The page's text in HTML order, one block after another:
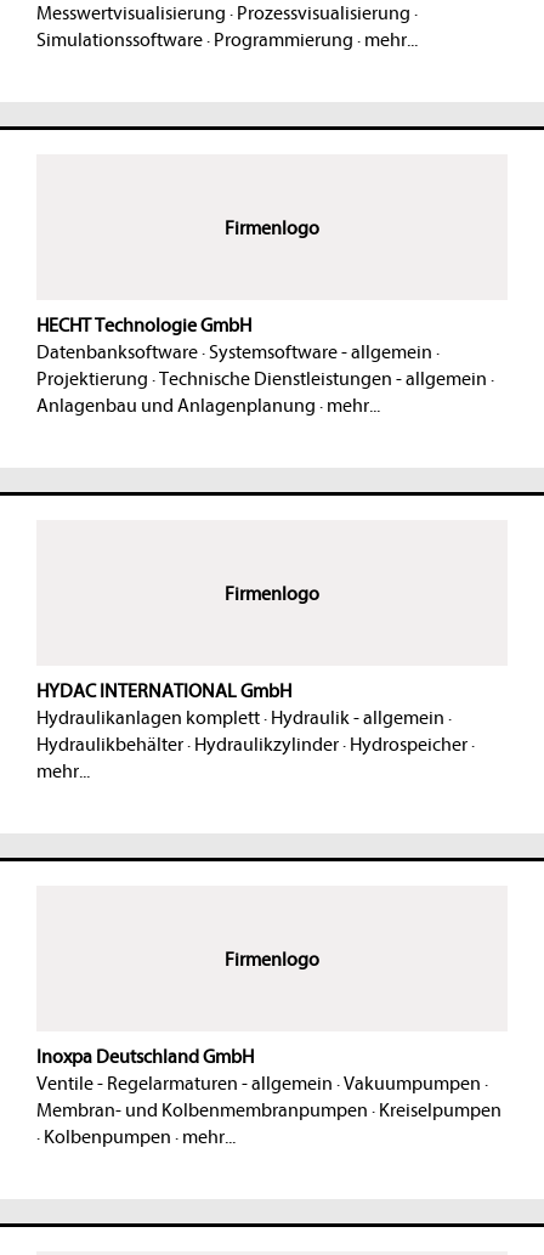
Messwertvisualisierung · Prozessvisualisierung ·
Simulationssoftware· Programmierung · mehr...
Firmenlogo
HECHT Technologie GmbH
Datenbanksoftware· Systemsoftware - allgemein ·
Projektierung ·Technische Dienstleistungen - allgemein ·
Anlagenbau und Anlagenplanung · mehr...
Firmenlogo
HYDAC INTERNATIONAL GmbH
Hydraulikanlagen komplett· Hydraulik - allgemein ·
Hydraulikbehälter· Hydraulikzylinder· Hydrospeicher·
mehr...
Firmenlogo
Inoxpa Deutschland GmbH
Ventile - Regelarmaturen - allgemein ·Vakuumpumpen ·
Membran- und Kolbenmembranpumpen · Kreiselpumpen
· Kolbenpumpen · mehr...